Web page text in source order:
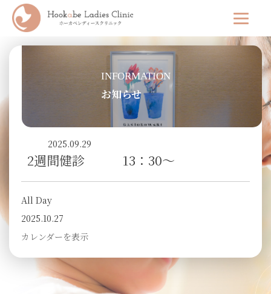
INFORMATION
お知らせ
2025.09.29
2週間健診 13：30～
All Day
2025.10.27
カレンダーを表示